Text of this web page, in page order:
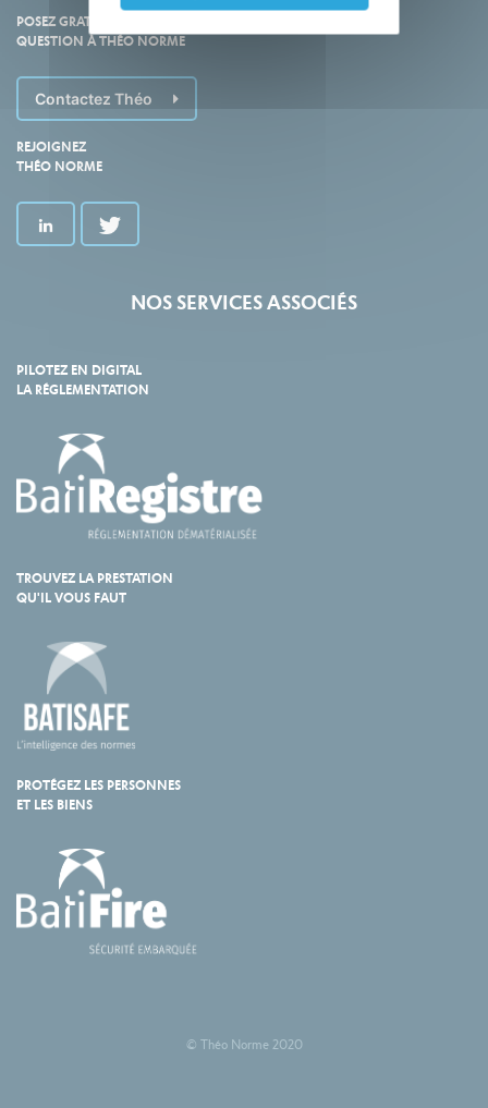
POSEZ GRATUITEMENT VOTRE
QUESTION À THÉO NORME
Contactez Théo
REJOIGNEZ
THÉO NORME
NOS SERVICES ASSOCIÉS
PILOTEZ EN DIGITAL
LA RÉGLEMENTATION
TROUVEZ LA PRESTATION
QU'IL VOUS FAUT
PROTÉGEZ LES PERSONNES
ET LES BIENS
© Théo Norme 2020